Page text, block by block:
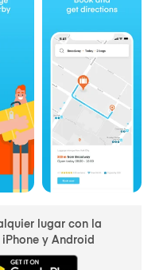
lugar con la
y Android